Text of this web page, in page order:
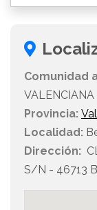
Comunidad
VALENCIANA
Provincia:
Localidad:
Dirección:
S/N - 46713